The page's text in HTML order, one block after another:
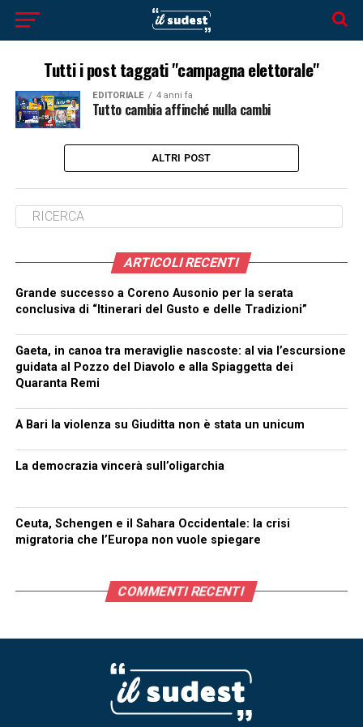
Tutti i post taggati "campagna elettorale"
EDITORIALE 4 anni fa
Tutto cambia affinché nulla cambi
ALTRI POST
ARTICOLI RECENTI
Grande successo a Coreno Ausonio per la serata
conclusiva di “Itinerari del Gusto e delle Tradizioni”
Gaeta, in canoa tra meraviglie nascoste: al via l’escursione
guidata al Pozzo del Diavolo e alla Spiaggetta dei
Quaranta Remi
A Bari la violenza su Giuditta non è stata un unicum
La democrazia vincerà sull’oligarchia
Ceuta, Schengen e il Sahara Occidentale: la crisi
migratoria che l’Europa non vuole spiegare
COMMENTI RECENTI